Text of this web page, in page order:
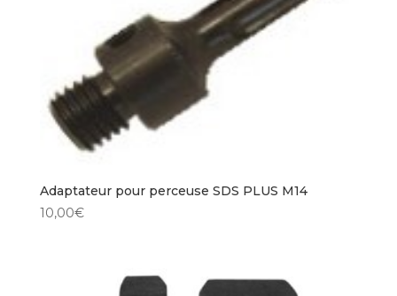
Adaptateur pour perceuse SDS PLUS M14
10,00€